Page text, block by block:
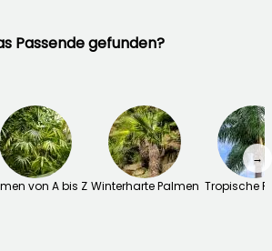
Passende gefunden?
von A bis Z Winterharte Palmen Tropische
→